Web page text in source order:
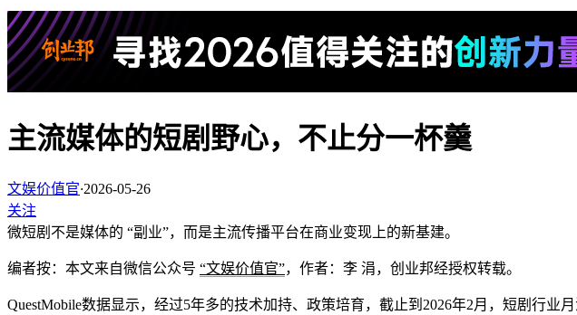
主流媒体的短剧野心，不止分一杯羹
文娱价值官·2026-05-26
关注
微短剧不是媒体的 “副业”，而是主流传播平台在商业变现上的新基建。
编者按：本文来自微信公众号 “文娱价值官”，作者：李 涓，创业邦经授权转载。
QuestMobile数据显示，经过5年多的技术加持、政策培育，截止到2026年2月，短剧行